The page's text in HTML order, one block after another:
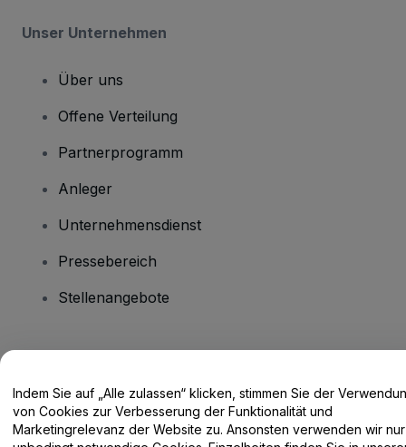
Unser Unternehmen
Über uns
Offene Verteilung
Partnerprogramm
Anleger
Unternehmensdienst
Pressebereich
Stellenangebote
Hilfe-Center / Kontakt
Indem Sie auf „Alle zulassen“ klicken, stimmen Sie der
von Cookies zur Verbesserung der Funktionalität und
Marketingrelevanz der Website zu. Ansonsten verwenden wir nur